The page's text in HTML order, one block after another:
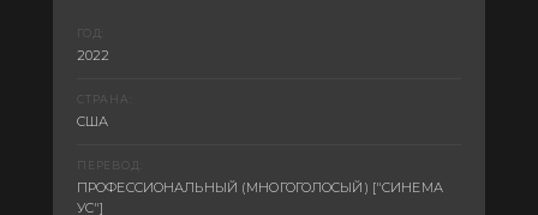
ГОД:
2022
СТРАНА:
США
ПЕРЕВОД:
ПРОФЕССИОНАЛЬНЫЙ (МНОГОГОЛОСЫЙ) ["СИНЕМА
УС"]